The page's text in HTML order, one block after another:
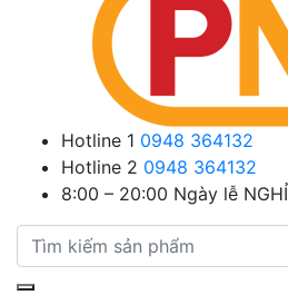
Hotline 1 0948 364132
Hotline 2 0948 364132
8:00 – 20:00 Ngày lễ NGHỈ